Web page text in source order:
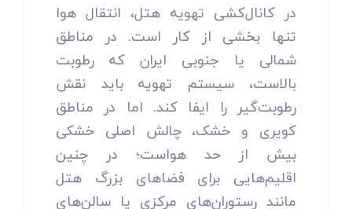
در کانال‌کشی تهویه هتل، انتقال هوا
تنها بخشی از کار است. در مناطق
شمالی یا جنوبی ایران که رطوبت
بالاست، سیستم تهویه باید نقش
رطوبت‌گیر را ایفا کند. اما در مناطق
کویری و خشک، چالش اصلی خشکی
بیش از حد هواست؛ در چنین
اقلیم‌هایی برای فضاهای بزرگ هتل
مانند رستوران‌های مرکزی یا سالن‌های